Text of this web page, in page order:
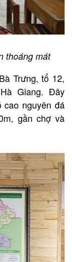
thoáng mát
Trưng, tổ 12,
Giang. Đây
nguyên đá
gần chợ và